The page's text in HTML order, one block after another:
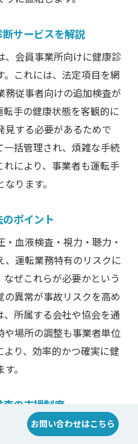
サービスを解説
、会員事業所向けに健康診
これには、法定項目を網
務従事者向けの追加検査が
手の健康状態を客観的に
見する必要があるためで
括管理され、煩雑な手続
により、事業者も運転手
ります。
ポイント
血液検査・視力・聴力・
運転業務特有のリスクに
ぜこれらが必要かという
の異常が事故リスクを高め
所属する会社や協会を通
や場所の調整も事業者単位
り、効率的かつ確実に健
。
の支援制度
向けの身体検査費用を助成
お問い合わせはこちら